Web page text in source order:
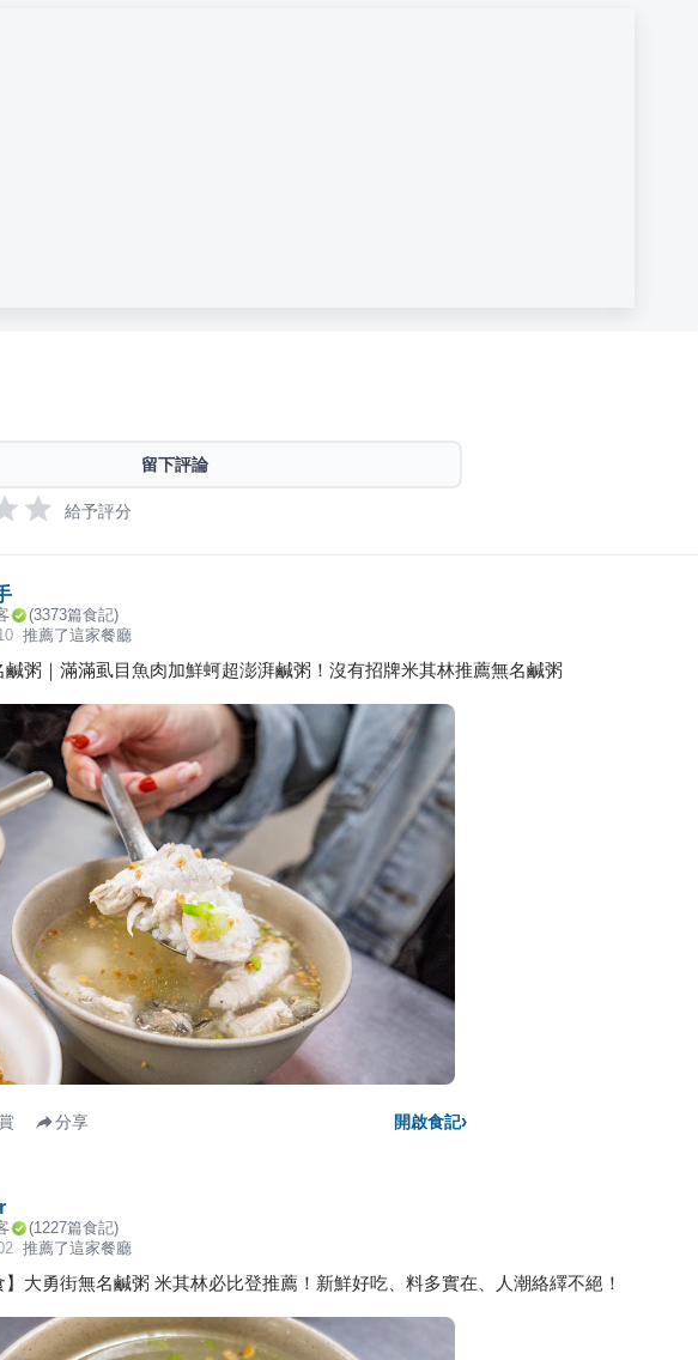
留下評論
給予評分
(3373篇食記)
推薦了這家餐廳
鹹粥｜滿滿虱目魚肉加鮮蚵超澎湃鹹粥！沒有招牌米其林推薦無名鹹粥
分享 開啟食記›
(1227篇食記)
推薦了這家餐廳
】大勇街無名鹹粥 米其林必比登推薦！新鮮好吃、料多實在、人潮絡繹不絕！